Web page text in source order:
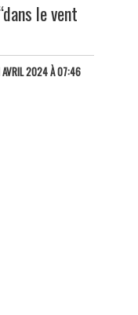
le vent
AVRIL 2024 À 07:46